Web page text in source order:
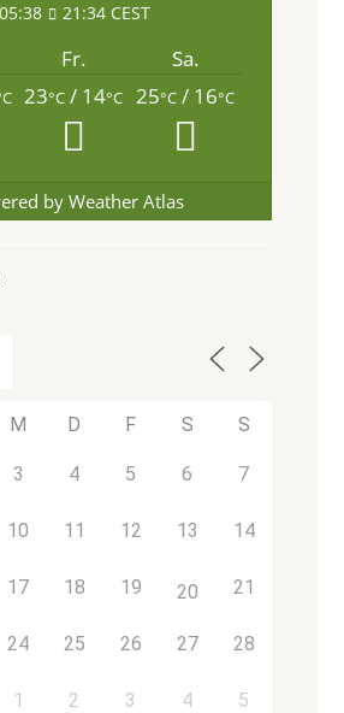
05:38 21:34 CEST
Fr.
Sa.
23°C / 14°C 25°C / 16°C
by Weather Atlas
M D F S S
3 4 5 6 7
10 11 12 13 14
17 18 19 20 21
24 25 26 27 28
1 2 3 4 5